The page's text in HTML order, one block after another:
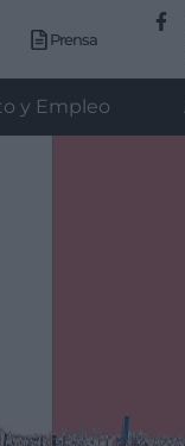
Prensa
y Empleo